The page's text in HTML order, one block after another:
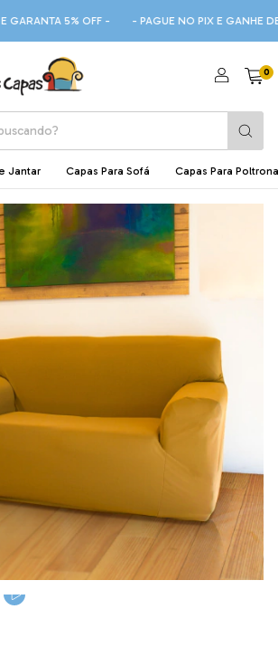
5% OFF - - PAGUE NO PIX E GANHE
0
Jantar Capas Para Sofá Capas Para